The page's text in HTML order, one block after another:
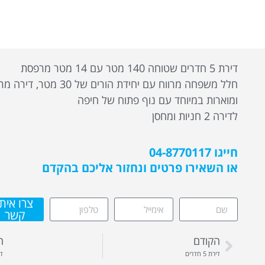
דירת 5 חדרים שטוחה 140 מטר עם 14 מטר מרפסת
חלל משפחה מרווח עם יחידת הורים של 30
ומוארות במיוחד עם נוף פתוח של חיפה
לדירה 2 חניות ומחסן
חייגו 04-8770117
או השאירו פרטים ונחזור אליכם בהקדם
צרו
קשר
הקודם
דירת 5 חדרים